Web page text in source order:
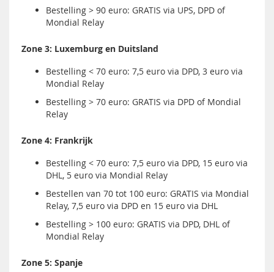
Bestelling > 90 euro: GRATIS via UPS, DPD of
Mondial Relay
Zone 3: Luxemburg en Duitsland
Bestelling < 70 euro: 7,5 euro via DPD, 3 euro via
Mondial Relay
Bestelling > 70 euro: GRATIS via DPD of Mondial
Relay
Zone 4: Frankrijk
Bestelling < 70 euro: 7,5 euro via DPD, 15 euro via
DHL, 5 euro via Mondial Relay
Bestellen van 70 tot 100 euro: GRATIS via Mondial
Relay, 7,5 euro via DPD en 15 euro via DHL
Bestelling > 100 euro: GRATIS via DPD, DHL of
Mondial Relay
Zone 5: Spanje